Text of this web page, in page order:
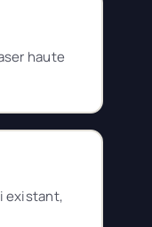
haute
existant,